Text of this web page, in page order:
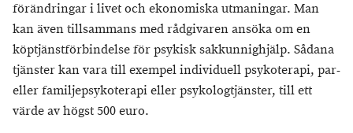
förändringar i livet och ekonomiska utmaningar. Man
kan även tillsammans med rådgivaren ansöka om en
köptjänstförbindelse för psykisk sakkunnighjälp. Sådana
tjänster kan vara till exempel individuell psykoterapi, par-
eller familjepsykoterapi eller psykologtjänster, till ett
värde av högst 500 euro.